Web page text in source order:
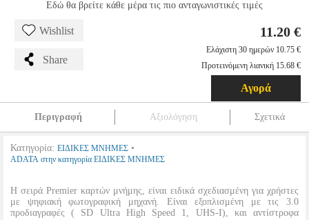
Εδώ θα βρείτε κάθε μέρα τις πιο ανταγωνιστικές τιμές
Wishlist
Share
11.20 €
Ελάχιστη 30 ημερών 10.75 €
Προτεινόμενη λιανική 15.68 €
Αγορά
Περιγραφή Αξιολόγηση Σχετικά
Κατηγορία: ΕΙΔΙΚΕΣ ΜΝΗΜΕΣ •
ADATA στην κατηγορία ΕΙΔΙΚΕΣ ΜΝΗΜΕΣ
Η σειρά Premier καρτών μνήμης, είναι ειδικά σχεδιασμένη για χρήστες
με ψηφιακή φωτογραφική μηχανή. Είναι εξοπλισμένη με τις 3.0
προδιαγραφές ( SD Ultra High Speed 1, UHS-I), και αντίστροφα